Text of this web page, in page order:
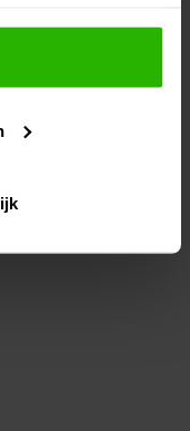
Voordeeluitjes.nl
en
instellen welke